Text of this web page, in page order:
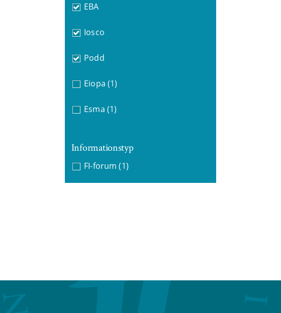
EBA
Iosco
Podd
Eiopa (1)
Esma (1)
Informationstyp
FI-forum (1)